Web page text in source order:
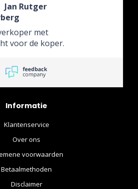
Jan Rutger
met
voor de koper.
Informatie
Klantenservice
Over ons
voorwaarden
Betaalmethoden
Disclaimer